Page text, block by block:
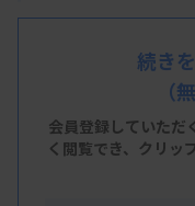
LIVE配信
主 催
青森県臨床検査
続き
（
会員登録していただ
く閲覧でき、 クリッ